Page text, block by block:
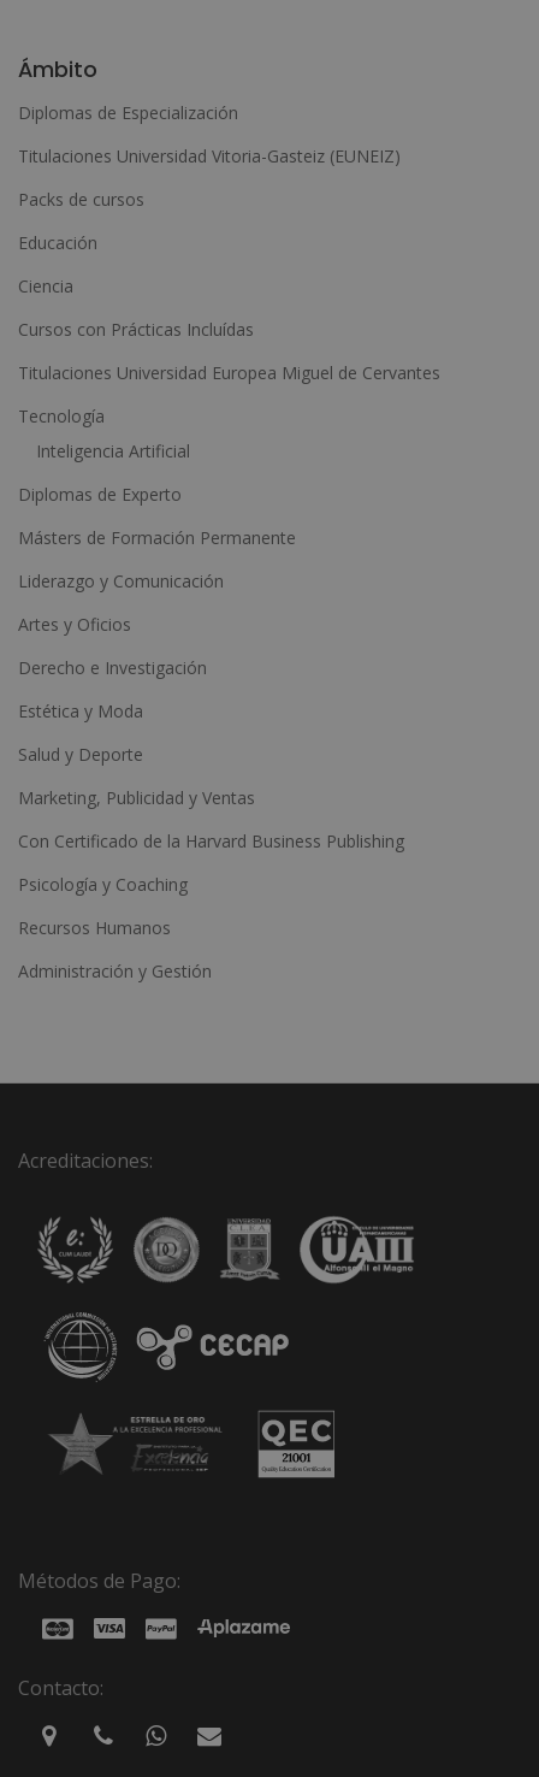
e
r
n
i
v
e
Ámbito
Diplomas de Especialización
Titulaciones Universidad Vitoria-Gasteiz (EUNEIZ)
Packs de cursos
Educación
Ciencia
Cursos con Prácticas Incluídas
Titulaciones Universidad Europea Miguel de Cervantes
Tecnología
Inteligencia Artificial
Diplomas de Experto
Másters de Formación Permanente
Liderazgo y Comunicación
Artes y Oficios
Derecho e Investigación
Estética y Moda
Salud y Deporte
Marketing, Publicidad y Ventas
Con Certificado de la Harvard Business Publishing
Psicología y Coaching
Recursos Humanos
Administración y Gestión
Acreditaciones:
Métodos de Pago:
Contacto: